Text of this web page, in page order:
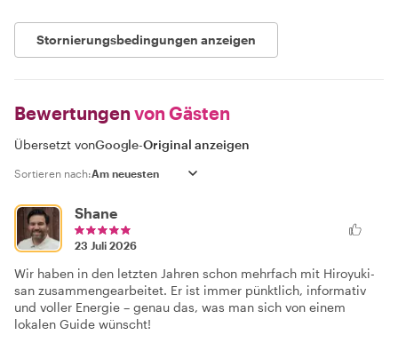
Stornierungsbedingungen anzeigen
Bewertungen von Gästen
Übersetzt vonGoogle-Original anzeigen
Sortieren nach:
Shane
23 Juli 2026
Wir haben in den letzten Jahren schon mehrfach mit Hiroyuki-
san zusammengearbeitet. Er ist immer pünktlich, informativ
und voller Energie – genau das, was man sich von einem
lokalen Guide wünscht!